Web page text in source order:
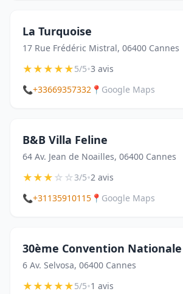
La Turquoise
17 Rue Frédéric Mistral, 06400 Cannes
★★★★★5/5•3 avis
📞+33669357332 📍 Google Maps
B&B Villa Feline
64 Av. Jean de Noailles, 06400 Cannes
★★★☆☆3/5•2 avis
📞+31135910115 📍 Google Maps
30ème Convention
6 Av. Selvosa, 06400 Cannes
★★★★★5/5•1 avis